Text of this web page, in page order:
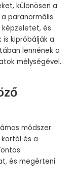
különösen a
paranormális
és
kipróbálják a
lennének a
mélységével.
módszer
és a
és megérteni